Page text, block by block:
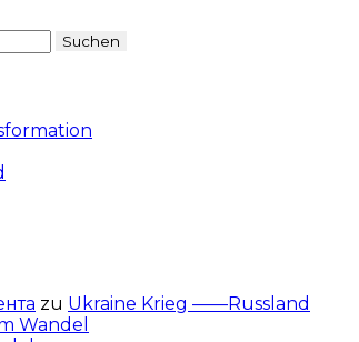
zu Ukraine Krieg ——Russland
Wandel